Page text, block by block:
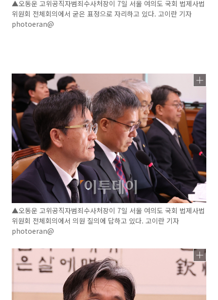
▲오동운 고위공직자범죄수사처장이 7일 서울 여의도 국회 법제사법
위원회 전체회의에서 굳은 표정으로 자리하고 있다. 고이란 기자
photoeran@
▲오동운 고위공직자범죄수사처장이 7일 서울 여의도 국회 법제사법
위원회 전체회의에서 의원 질의에 답하고 있다. 고이란 기자
photoeran@